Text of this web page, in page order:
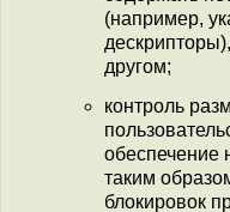
(например,
другом;
контроль
обеспечение
таким
блокировок